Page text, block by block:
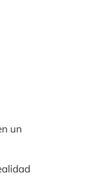
un